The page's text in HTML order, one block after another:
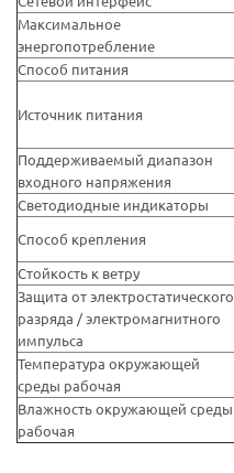
Максимальное
энергопотребление
Способ питания
Источник питания
Поддерживаемый диапазон
входного напряжения
Светодиодные индикаторы
Способ крепления
Стойкость к ветру
Защита от электростатического
разряда / электромагнитного
импульса
Температура окружающей
среды рабочая
Влажность окружающей среды
рабочая